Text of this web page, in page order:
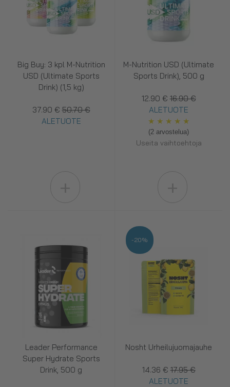
Big Buy: 3 kpl M-Nutrition
USD (Ultimate Sports
Drink) (1,5 kg)
37.90 € 50.70 €
ALETUOTE
M-Nutrition USD (Ultimate
Sports Drink), 500 g
12.90 € 16.90 €
ALETUOTE
★ ★ ★ ★ ★
(2 arvostelua)
Useita vaihtoehtoja
Leader Performance
Super Hydrate Sports
Drink, 500 g
Nosht Urheilujuomajauhe
14.36 € 17.95 €
ALETUOTE
-20%